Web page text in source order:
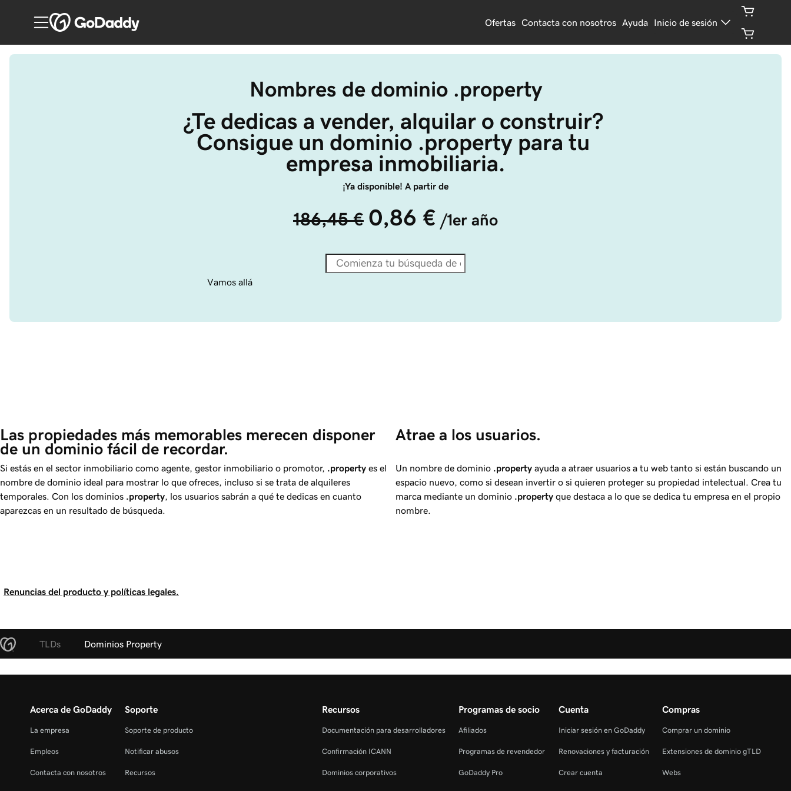
Ofertas Contacta con nosotros Ayuda Inicio de sesión
Nombres de dominio .property
¿Te dedicas a vender, alquilar o construir?
Consigue un dominio .property para tu
empresa inmobiliaria.
¡Ya disponible! A partir de
186,45 € 0,86 € /1er año
Vamos allá
Las propiedades más memorables merecen disponer
de un dominio fácil de recordar.
Si estás en el sector inmobiliario como agente, gestor inmobiliario o promotor, .property es el
nombre de dominio ideal para mostrar lo que ofreces, incluso si se trata de alquileres
temporales. Con los dominios .property , los usuarios sabrán a qué te dedicas en cuanto
aparezcas en un resultado de búsqueda.
Atrae a los usuarios.
Un nombre de dominio .property ayuda a atraer usuarios a tu web tanto si están buscando un
espacio nuevo, como si desean invertir o si quieren proteger su propiedad intelectual. Crea tu
marca mediante un dominio .property que destaca a lo que se dedica tu empresa en el propio
nombre.
Renuncias del producto y políticas legales.
TLDs Dominios Property
Acerca de GoDaddy
La empresa
Empleos
Contacta con nosotros
Soporte
Soporte de producto
Notificar abusos
Recursos
Recursos
Documentación para desarrolladores
Confirmación ICANN
Dominios corporativos
Programas de socio
Afiliados
Programas de revendedor
GoDaddy Pro
Cuenta
Iniciar sesión en GoDaddy
Renovaciones y facturación
Crear cuenta
Compras
Comprar un dominio
Extensiones de dominio gTLD
Webs